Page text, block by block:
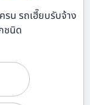
รน รถเฮี๊ยบรับจ้าง
ชนิด